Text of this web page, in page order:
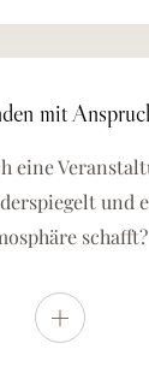
mit
eine
und
schafft?
Weitere